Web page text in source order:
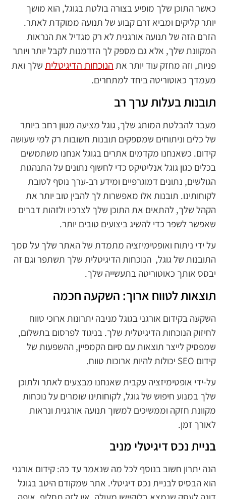
כאשר התוכן שלך מופיע בצורה בולטת בגוגל, הוא מושך
יותר קליקים ומביא זרם קבוע של תנועה ממוקדת לאתר.
הזרם הזה של תנועה אורגנית לא רק מגדיל את הנראות
המקוונת שלך, אלא גם מספק לך הזדמנות לקבל יותר ויותר
פניות, וזה מחזק עוד יותר את הנוכחות הדיגיטלית שלך ואת
מעמדך כאוטוריטה ביחד למתחרים.
תובנות בעלות ערך רב
מעבר להבלטת המותג שלך, גוגל מציעה מגוון רחב ביותר
של כלים וניתוחים שמספקים תובנות חשובות רק למי שעושה
קידום. כשאנחנו מקדמים אתרים בגוגל אנחנו משתמשים
בכלים כגון גוגל אנליטיקס כדי לחשוף נתונים על התנהגות
הגולשים, נתונים דמוגרפיים ומידע רב-ערך נוסף לטובת
לקוחותינו. תובנות אלו מאפשרות לך להבין טוב יותר את
הקהל שלך, להתאים את התוכן שלך לצרכיו ולזהות דברים
שאפשר לשפר כדי להשיג ביצועים טובים יותר.
על ידי ניתוח ואופטימיזציה מתמדת של האתר שלך על סמך
התובנות של גוגל, הנוכחות הדיגיטלית שלך תשתפר וגם זה
יבסס אותך כאוטוריטה בתעשייה שלך.
תוצאות לטווח ארוך: השקעה חכמה
השקעה בקידום אורגני בגוגל מניבה יתרונות ארוכי טווח
לחיזוק הנוכחות הדיגיטלית שלך. בניגוד לפרסום בתשלום,
שמפסיק לייצר תוצאות עם סיום הקמפיין, ההשפעות של
קידום SEO יכולות להיות ארוכות טווח.
על-ידי אופטימיזציה עקבית שאנחנו מבצעים לאתר ולתוכן
שלך במנוע חיפוש של גוגל, לקוחותינו שומרים על נוכחות
מקוונת חזקה וממשיכים למשוך תנועה אורגנית ונראות
לאורך זמן.
בניית נכס דיגיטלי מניב
הנה יתרון חשוב בנוסף לכל מה שנאמר עד כה: קידום אורגני
הוא הבסיס לבניית נכס דיגיטלי. אתר שמקודם היטב בגוגל